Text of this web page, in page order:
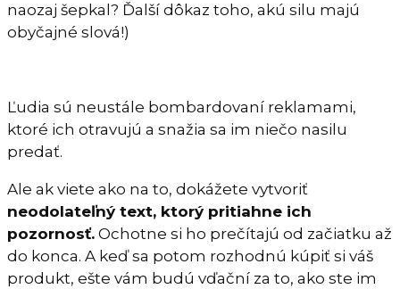
naozaj šepkal? Ďalší dôkaz toho, akú silu majú
obyčajné slová!)
Ľudia sú neustále bombardovaní reklamami,
ktoré ich otravujú a snažia sa im niečo nasilu
predať.
Ale ak viete ako na to, dokážete vytvoriť
neodolateľný text, ktorý pritiahne ich
pozornosť. Ochotne si ho prečítajú od začiatku až
do konca. A keď sa potom rozhodnú kúpiť si váš
produkt, ešte vám budú vďační za to, ako ste im